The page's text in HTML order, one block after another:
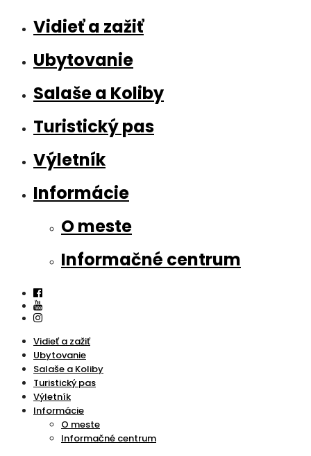
Vidieť a zažiť
Ubytovanie
Salaše a Koliby
Turistický pas
Výletník
Informácie
O meste
Informačné centrum
Vidieť a zažiť
Ubytovanie
Salaše a Koliby
Turistický pas
Výletník
Informácie
O meste
Informačné centrum